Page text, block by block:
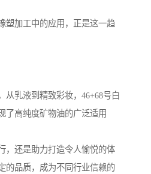
塑加工中的应用，正是这一趋
从乳液到精致彩妆，46+68号白
了高纯度矿物油的广泛适用
，还是助力打造令人愉悦的体
的品质，成为不同行业信赖的